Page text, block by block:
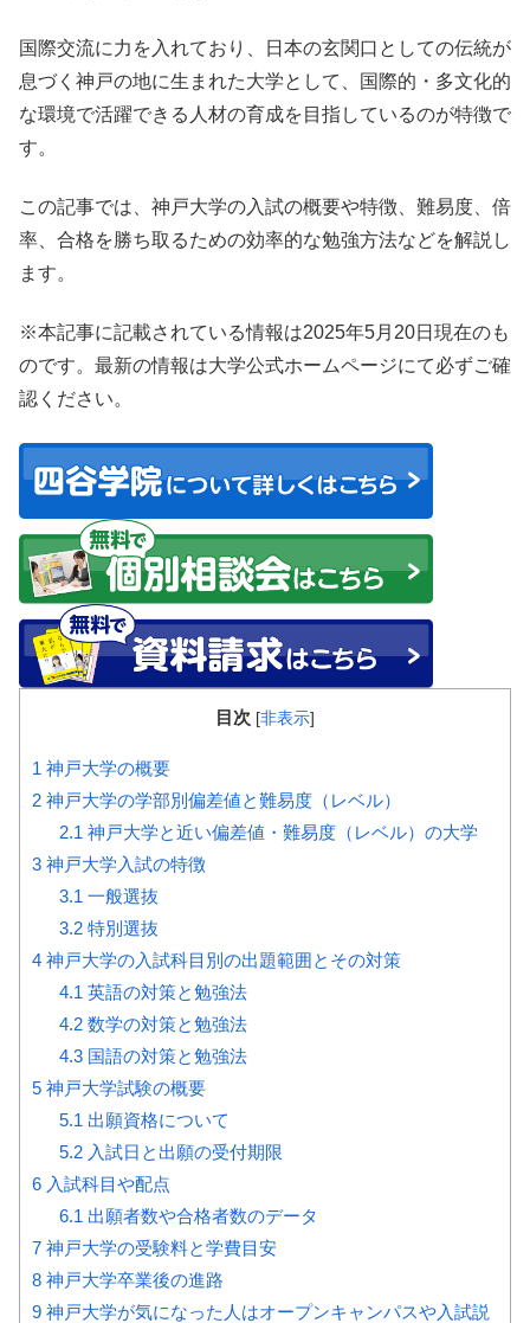
国際交流に力を入れており、日本の玄関口としての伝統が
息づく神戸の地に生まれた大学として、国際的・多文化的
な環境で活躍できる人材の育成を目指しているのが特徴で
す。
この記事では、神戸大学の入試の概要や特徴、難易度、倍
率、合格を勝ち取るための効率的な勉強方法などを解説し
ます。
※本記事に記載されている情報は2025年5月20日現在のも
のです。最新の情報は大学公式ホームページにて必ずご確
認ください。
目次 [非表示]
1 神戸大学の概要
2 神戸大学の学部別偏差値と難易度（レベル）
2.1 神戸大学と近い偏差値・難易度（レベル）の大学
3 神戸大学入試の特徴
3.1 一般選抜
3.2特別選抜
4 神戸大学の入試科目別の出題範囲とその対策
4.1 英語の対策と勉強法
4.2数学の対策と勉強法
4.3国語の対策と勉強法
5 神戸大学試験の概要
5.1 出願資格について
5.2入試日と出願の受付期限
6 入試科目や配点
6.1 出願者数や合格者数のデータ
7 神戸大学の受験料と学費目安
8 神戸大学卒業後の進路
9 神戸大学が気になった人はオープンキャンパスや入試説